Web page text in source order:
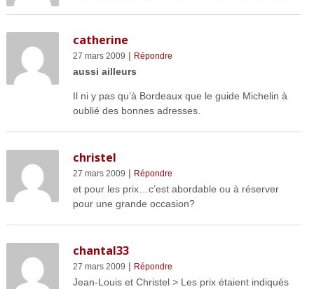
catherine
27 mars 2009 | Répondre
aussi ailleurs
Il ni y pas qu’à Bordeaux que le guide Michelin à
oublié des bonnes adresses.
christel
27 mars 2009 | Répondre
et pour les prix…c’est abordable ou à réserver
pour une grande occasion?
chantal33
27 mars 2009 | Répondre
Jean-Louis et Christel > Les prix étaient indiqués